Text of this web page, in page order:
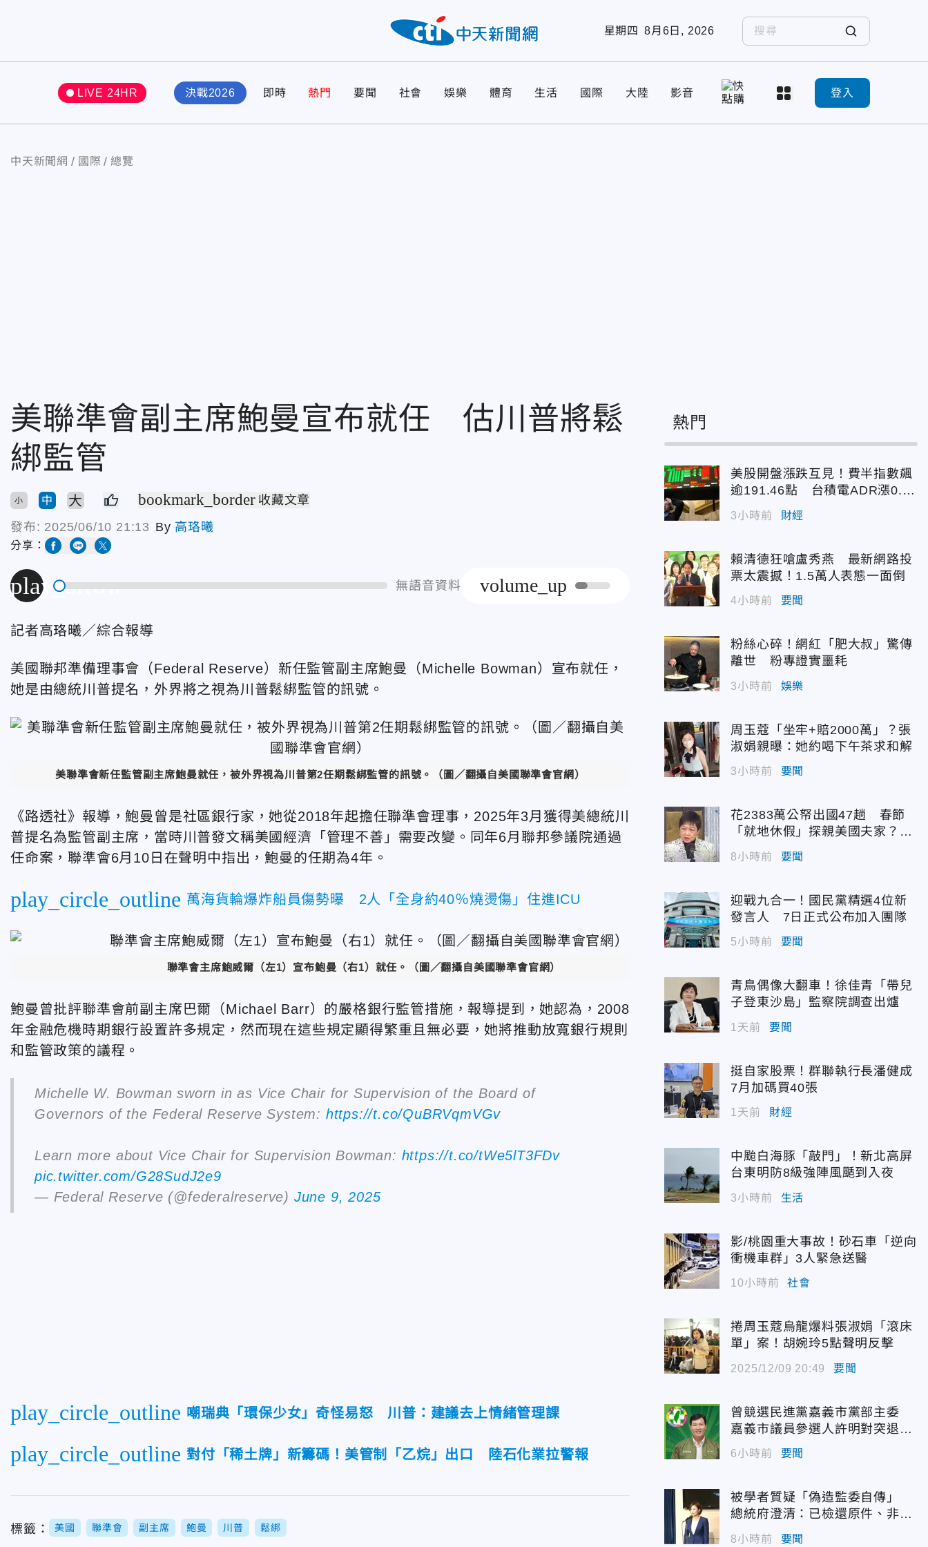
星期四 8月6日, 2026
LIVE 24HR 決戰2026 即時 熱門 要聞 社會 娛樂 體育 生活 國際 大陸 影音 登入
中天新聞網 國際 總覽
美聯準會副主席鮑曼宣布就任 估川普將鬆
綁監管
小 中 大 bookmark_border 收藏文章
發布: 2025/06/10 21:13 By 高珞曦
分享：
play_arrow 無語音資料 volume_up
記者高珞曦／綜合報導
美國聯邦準備理事會（Federal Reserve）新任監管副主席鮑曼（Michelle Bowman）宣布就任，
她是由總統川普提名，外界將之視為川普鬆綁監管的訊號。
美聯準會新任監管副主席鮑曼就任，被外界視為川普第2任期鬆綁監管的訊號。（圖／翻攝自美國聯準會官網）
《路透社》報導，鮑曼曾是社區銀行家，她從2018年起擔任聯準會理事，2025年3月獲得美總統川
普提名為監管副主席，當時川普發文稱美國經濟「管理不善」需要改變。同年6月聯邦參議院通過
任命案，聯準會6月10日在聲明中指出，鮑曼的任期為4年。
play_circle_outline 萬海貨輪爆炸船員傷勢曝 2人「全身約40％燒燙傷」住進ICU
聯準會主席鮑威爾（左1）宣布鮑曼（右1）就任。（圖／翻攝自美國聯準會官網）
鮑曼曾批評聯準會前副主席巴爾（Michael Barr）的嚴格銀行監管措施，報導提到，她認為，2008
年金融危機時期銀行設置許多規定，然而現在這些規定顯得繁重且無必要，她將推動放寬銀行規則
和監管政策的議程。
Michelle W. Bowman sworn in as Vice Chair for Supervision of the Board of
Governors of the Federal Reserve System: https://t.co/QuBRVqmVGv
Learn more about Vice Chair for Supervision Bowman: https://t.co/tWe5lT3FDv
pic.twitter.com/G28SudJ2e9
— Federal Reserve (@federalreserve) June 9, 2025
play_circle_outline 嘲瑞典「環保少女」奇怪易怒 川普：建議去上情緒管理課
play_circle_outline 對付「稀土牌」新籌碼！美管制「乙烷」出口 陸石化業拉警報
標籤： 美國 聯準會 副主席 鮑曼 川普 鬆綁
熱門
美股開盤漲跌互見！費半指數飆
逾191.46點 台積電ADR漲0.9
3%
3小時前 財經
賴清德狂嗆盧秀燕 最新網路投
票太震撼！1.5萬人表態一面倒
4小時前 要聞
粉絲心碎！網紅「肥大叔」驚傳
離世 粉專證實噩耗
3小時前 娛樂
周玉蔻「坐牢+賠2000萬」？張
淑娟親曝：她約喝下午茶求和解
3小時前 要聞
花2383萬公帑出國47趟 春節
「就地休假」探親美國夫家？徐
佳青回應了
8小時前 要聞
迎戰九合一！國民黨精選4位新
發言人 7日正式公布加入團隊
5小時前 要聞
青鳥偶像大翻車！徐佳青「帶兒
子登東沙島」監察院調查出爐
1天前 要聞
挺自家股票！群聯執行長潘健成
7月加碼買40張
1天前 財經
中颱白海豚「敲門」！新北高屏
台東明防8級強陣風颳到入夜
3小時前 生活
影/桃園重大事故！砂石車「逆向
衝機車群」3人緊急送醫
10小時前 社會
捲周玉蔻烏龍爆料張淑娟「滾床
單」案！胡婉玲5點聲明反擊
2025/12/09 20:49 要聞
曾競選民進黨嘉義市黨部主委
嘉義市議員參選人許明對突退
選！
6小時前 要聞
被學者質疑「偽造監委自傳」
總統府澄清：已檢還原件、非府
方提供
8小時前 要聞